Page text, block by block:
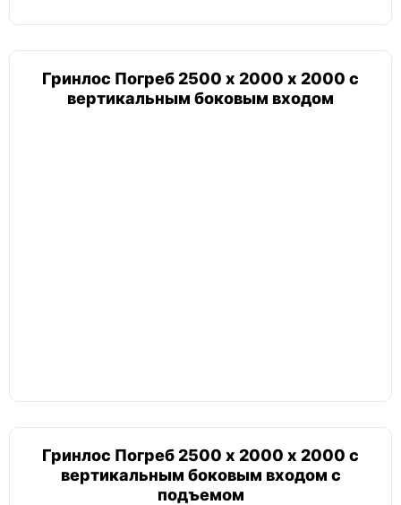
Гринлос Погреб 2500 х 2000 х 2000 с
вертикальным боковым входом
Гринлос Погреб 2500 х 2000 х 2000 с
вертикальным боковым входом с
подъемом